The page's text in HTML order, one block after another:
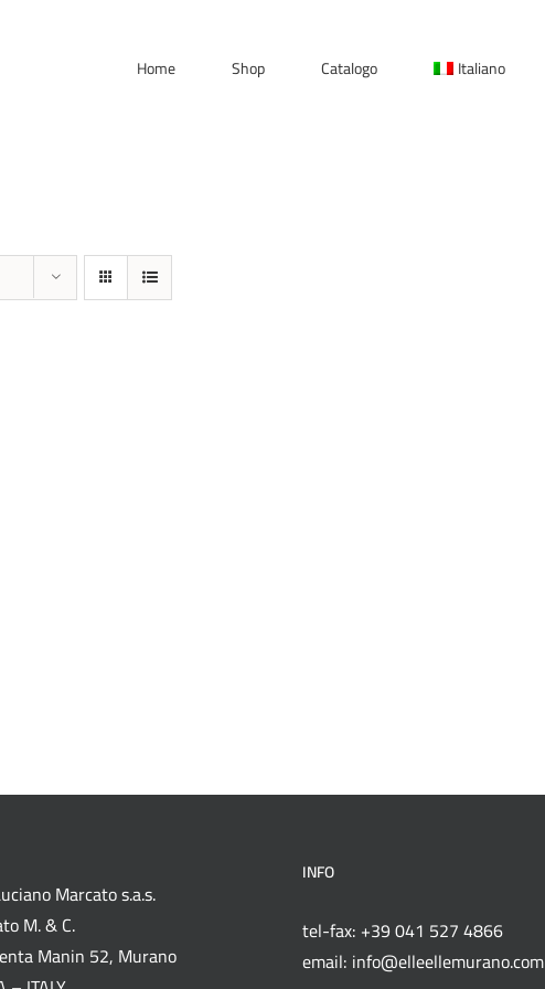
Home Shop Catalogo Italiano
Marcato s.a.s.
M. & C.
Manin 52, Murano
INFO
tel-fax: +39 041 527 4866
email: info@elleellemurano.com